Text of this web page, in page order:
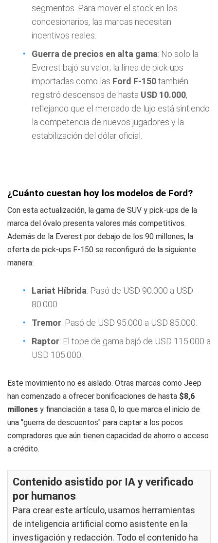
segmentos. Para mover el stock en los
concesionarios, las marcas necesitan
incentivos reales.
Guerra de precios en alta gama: No solo la
Everest bajó su valor; la línea de pick-ups
importadas como las Ford F-150también
registró descensos de hasta USD 10.000,
reflejando que el mercado de lujo está sintiendo
la competencia de nuevos jugadores y la
estabilización del dólar oficial.
¿Cuánto cuestan hoy los modelos de Ford?
Con esta actualización, la gama de SUV y pick-ups de la
marca del óvalo presenta valores más competitivos.
Además de la Everest por debajo de los 90 millones, la
oferta de pick-ups F-150 se reconfiguró de la siguiente
manera:
Lariat Híbrida: Pasó de USD 90.000 a USD
80.000.
Tremor: Pasó de USD 95.000 a USD 85.000.
Raptor: El tope de gama bajó de USD 115.000 a
USD 105.000.
Este movimiento no es aislado. Otras marcas como Jeep
han comenzado a ofrecer bonificaciones de hasta $8,6
millones y financiación a tasa 0, lo que marca el inicio de
una "guerra de descuentos" para captar a los pocos
compradores que aún tienen capacidad de ahorro o acceso
a crédito.
Contenido asistido por IA y verificado
por humanos
Para crear este artículo, usamos herramientas
de inteligencia artificial como asistente en la
investigación y redacción. Todo el contenido ha